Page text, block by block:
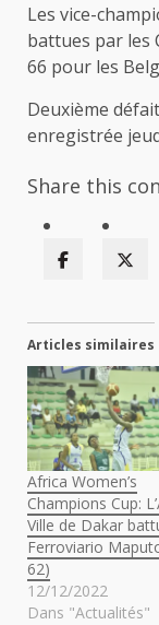
Les vice-
battues par les
66 pour les
Deuxième
enregistrée
Share this
Articles similaires
Africa Women’s
Champions Cup:
Ville de Dakar
Ferroviario
62)
12/12/2022
Dans "Actualités"